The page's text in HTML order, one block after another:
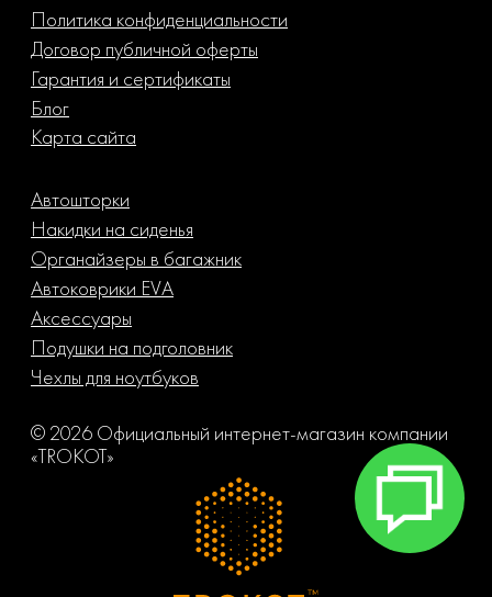
Политика конфиденциальности
Договор публичной оферты
Гарантия и сертификаты
Блог
Карта сайта
Автошторки
Накидки на сиденья
Органайзеры в багажник
Автоковрики EVA
Аксессуары
Подушки на подголовник
Чехлы для ноутбуков
© 2026 Официальный интернет-магазин компании
«TROKOT»